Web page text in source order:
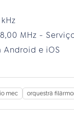
MHz -
Android e iOS
mec orquestra